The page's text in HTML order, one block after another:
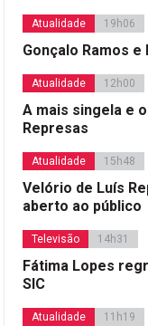
Atualidade 19h06
Gonçalo Ramos
Atualidade 12h00
A mais singela e
Represas
Atualidade 15h48
Velório de Luís
aberto ao público
Televisão 14h31
Fátima Lopes
SIC
Atualidade 11h19